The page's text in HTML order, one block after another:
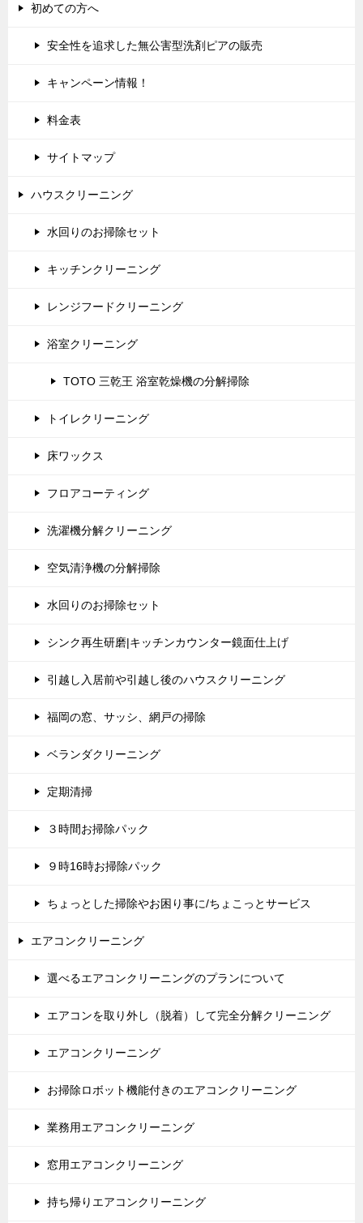
初めての方へ
安全性を追求した無公害型洗剤ピアの販売
キャンペーン情報！
料金表
サイトマップ
ハウスクリーニング
水回りのお掃除セット
キッチンクリーニング
レンジフードクリーニング
浴室クリーニング
TOTO 三乾王 浴室乾燥機の分解掃除
トイレクリーニング
床ワックス
フロアコーティング
洗濯機分解クリーニング
空気清浄機の分解掃除
水回りのお掃除セット
シンク再生研磨|キッチンカウンター鏡面仕上げ
引越し入居前や引越し後のハウスクリーニング
福岡の窓、サッシ、網戸の掃除
ベランダクリーニング
定期清掃
３時間お掃除パック
９時16時お掃除パック
ちょっとした掃除やお困り事に/ちょこっとサービス
エアコンクリーニング
選べるエアコンクリーニングのプランについて
エアコンを取り外し（脱着）して完全分解クリーニング
エアコンクリーニング
お掃除ロボット機能付きのエアコンクリーニング
業務用エアコンクリーニング
窓用エアコンクリーニング
持ち帰りエアコンクリーニング